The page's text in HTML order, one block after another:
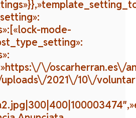
mode-
\/oscarherran.es\/
2021\/10\/